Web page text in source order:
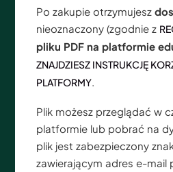
Po zakupie otrzymujesz
nieoznaczony (zgodnie z
pliku PDF na platformie
ZNAJDZIESZ INSTRUKCJĘ
PLATFORMY.
Plik możesz przeglądać w
platformie lub pobrać na
plik jest zabezpieczony
zawierającym adres e-mail